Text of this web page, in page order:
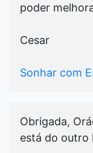
poder
Cesar
Sonhar com
Obrigada,
está do outro